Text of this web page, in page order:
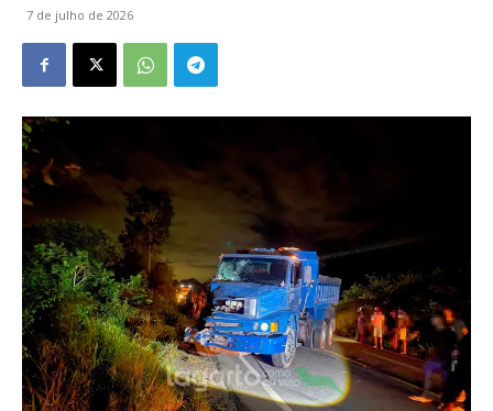
7 de julho de 2026